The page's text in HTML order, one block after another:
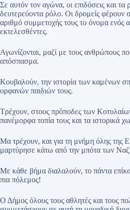
Σε αυτόν τον αγώνα, οι επιδόσεις και τα
δευτερεύοντα ρόλο. Οι δρομείς φέρουν
αριθμό συμμετοχής τους το όνομα ενός
εκτελεσθέντες.
Αγωνίζονται, μαζί με τους ανθρώπους
απόσπασμα.
Κουβαλούν, την ιστορία των καμένων
ορφανών παιδιών τους.
Τρέχουν, στους πρόποδες των
πανέμορφα τοπία τους και τα ιστορικά
Μα τρέχουν, και για τη μνήμη όλης της
μαρτύρησε κάτω από την μπότα των
Με κάθε βήμα διαλαλούν, το πάντα
πια πόλεμος!
Ο Δήμος όλους τους αθλητές και τους